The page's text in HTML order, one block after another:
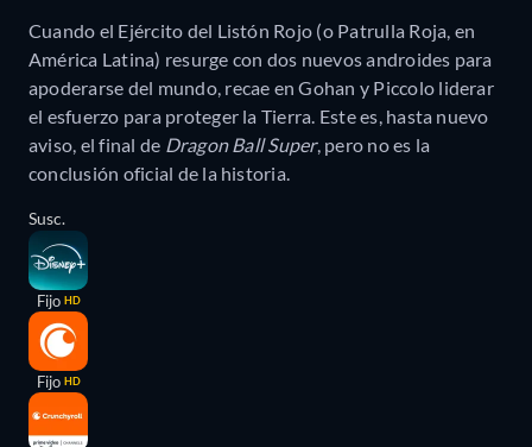
Cuando el Ejército del Listón Rojo (o Patrulla Roja, en
América Latina) resurge con dos nuevos androides para
apoderarse del mundo, recae en Gohan y Piccolo liderar
el esfuerzo para proteger la Tierra. Este es, hasta nuevo
aviso, el final de Dragon Ball Super, pero no es la
conclusión oficial de la historia.
Susc.
Fijo HD
Fijo HD